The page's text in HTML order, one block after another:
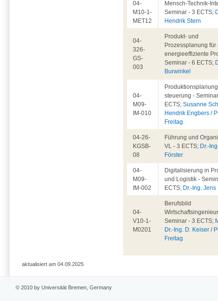
04-
M10-1-
MET12
Mensch-Technik-
Seminar - 3 ECTS;
Hendrik Stern
04-
326-
GS-
003
Produkt- und
Prozessplanung für
energieeffiziente
Seminar - 6 ECTS;
Burwinkel
04-
M09-
IM-010
steuerung -
ECTS;Susanne
Hendrik Engbers /
Freitag
04-26-
KGSB-
08
Führung und
VL - 3 ECTS; Dr.-
Förster
04-
M09-
IM-002
Digitalisierung in
und Logistik -
ECTS; Dr.-Ing. Jens
04-
V10-1-
M0201
Berufsbild
Seminar - 3 ECTS;
Dr.-Ing. D. Keiser /
Freitag
aktualisiert am 04.09.2025
© 2010 by Universität Bremen, Germany